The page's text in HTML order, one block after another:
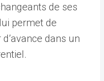
de ses
permet de
dans un